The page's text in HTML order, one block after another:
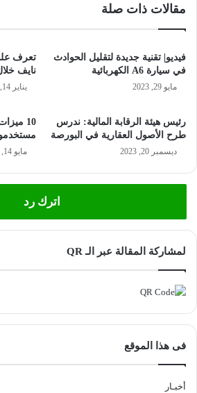
مقالات ذات صلة
فيديو| تقنية جديدة لتقليل الحوادث
في سيارة A6 الكهربائية
مايو 29, 2023
تعرف
نايف خلال
يناير 14, 2023
رئيس هيئة الرقابة المالية: ندرس
طرح الأصول العقارية في البورصة
ديسمبر 20, 2023
10
مستخدمو
مايو 14, 2022
اترك رد
لمشاركة المقالة عبر الـ QR
فى هذا الموقع
أخبـار